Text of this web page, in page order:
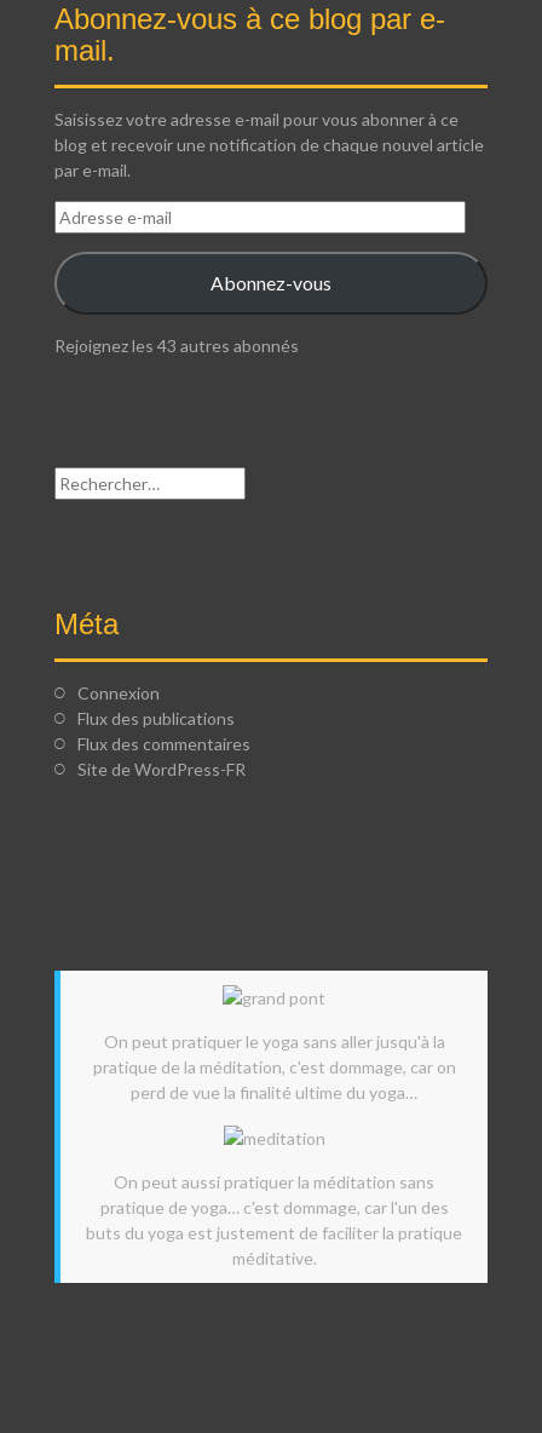
Abonnez-vous à ce blog par e-
mail.
Saisissez votre adresse e-mail pour vous abonner à ce
blog et recevoir une notification de chaque nouvel article
par e-mail.
Adresse
e-
mail
Abonnez-vous
Rejoignez les 43 autres abonnés
Rechercher :
Méta
Connexion
Flux des publications
Flux des commentaires
Site de WordPress-FR
On peut pratiquer le yoga sans aller jusqu'à la
pratique de la méditation, c'est dommage, car on
perd de vue la finalité ultime du yoga…
On peut aussi pratiquer la méditation sans
pratique de yoga… c'est dommage, car l'un des
buts du yoga est justement de faciliter la pratique
méditative.